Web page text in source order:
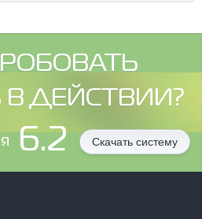
В ДЕЙСТВИИ?
6.2 Скачать систему